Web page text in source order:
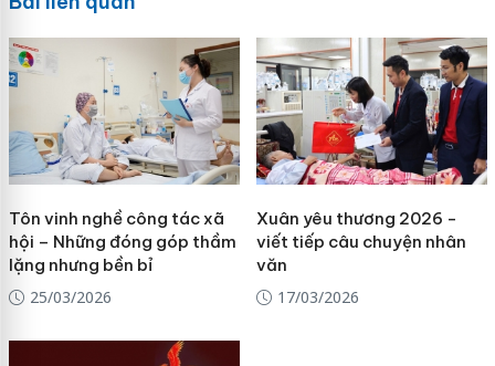
Tôn vinh nghề công tác xã
hội – Những đóng góp thầm
lặng nhưng bền bỉ
25/03/2026
Xuân yêu thương 2026 -
viết tiếp câu chuyện nhân
văn
17/03/2026